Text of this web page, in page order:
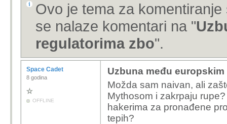
Ovo je tema za
se nalaze komentari na "
regulatorima zbo".
Space Cadet
8 godina
OFFLINE
Uzbuna među
Možda sam naivan, ali
Mythosom i zakrpaju
hakerima za pronađene
tepih?